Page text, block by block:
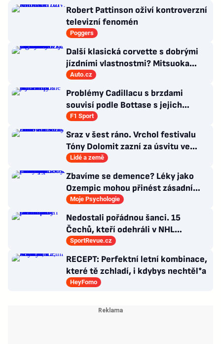
Robert Pattinson oživí kontroverzní
televizní fenomén
Poggers
Další klasická corvette s dobrými
jízdními vlastnostmi? Mitsuoka
znovu využije legendární MX-5
Auto.cz
Problémy Cadillacu s brzdami
souvisí podle Bottase s jejich
chlazením
F1 Sport
Sraz v šest ráno. Vrchol festivalu
Tóny Dolomit zazní za úsvitu ve
3000 metrech
Lidé a země
Zbavíme se demence? Léky jako
Ozempic mohou přinést zásadní
průlom v léčbě Alzheimerovy
choroby
Moje Psychologie
Nedostali pořádnou šanci. 15
Čechů, kteří odehráli v NHL
maximálně dva zápasy
SportRevue.cz
RECEPT: Perfektní letní kombinace,
které tě zchladí, i kdybys nechtěl*a
HeyFomo